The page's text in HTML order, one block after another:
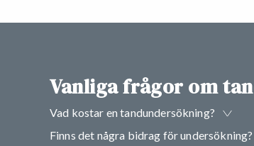
Vanliga frågor om
Vad kostar en tandundersökning?
Finns det några bidrag för undersökning?